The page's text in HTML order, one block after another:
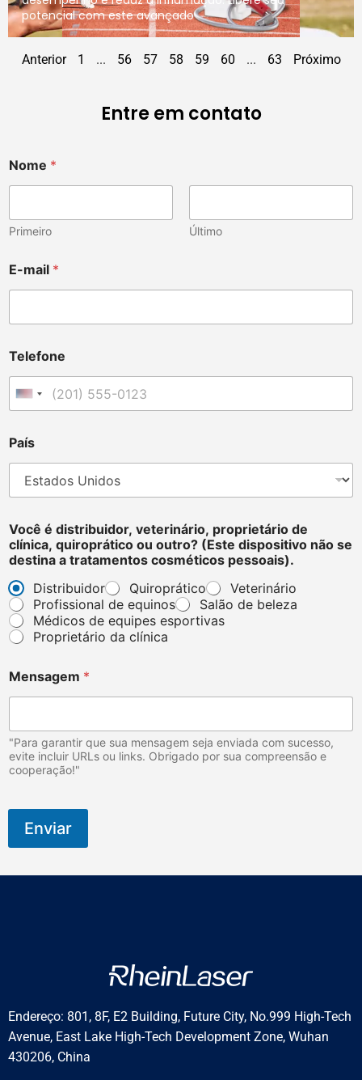
potencial com este avançado
Anterior 1 ... 56 57 58 59 60 ... 63 Próximo
Entre em contato
Nome *
Primeiro Último
E-mail *
Telefone
United States +1
País
t
r
e
a
t
m
e
n
s
.
(
s
e
Você é distribuidor, veterinário, proprietário de
clínica, quiroprático ou outro? (Este dispositivo não se
destina a tratamentos cosméticos pessoais).
Distribuidor
Quiroprático
Veterinário
Profissional de equinos
Salão de beleza
Médicos de equipes esportivas
Proprietário da clínica
Mensagem *
"Para garantir que sua mensagem seja enviada com sucesso,
evite incluir URLs ou links. Obrigado por sua compreensão e
cooperação!"
Enviar
Endereço: 801, 8F, E2 Building, Future City, No.999 High-Tech
Avenue, East Lake High-Tech Development Zone, Wuhan
430206, China